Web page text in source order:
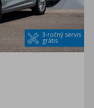
3-ročný servis
grátis